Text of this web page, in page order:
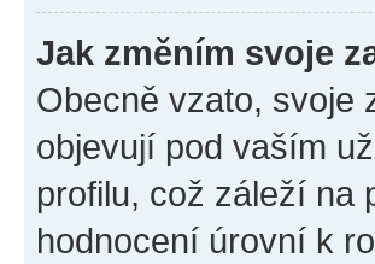
Jak změním svoje
Obecně vzato, svoje
objevují pod vaším
profilu, což záleží na
hodnocení úrovní k